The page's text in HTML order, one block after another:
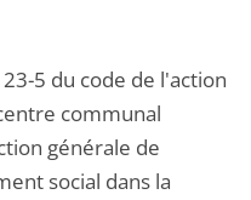
5 du code de l'action
communal
générale de
social dans la